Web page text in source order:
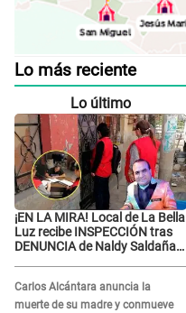
Lo más reciente
Lo último
¡EN LA MIRA! Local de La Bella
Luz recibe INSPECCIÓN tras
DENUNCIA de Naldy Saldaña
Carlos Alcántara anuncia la
muerte de su madre y conmueve